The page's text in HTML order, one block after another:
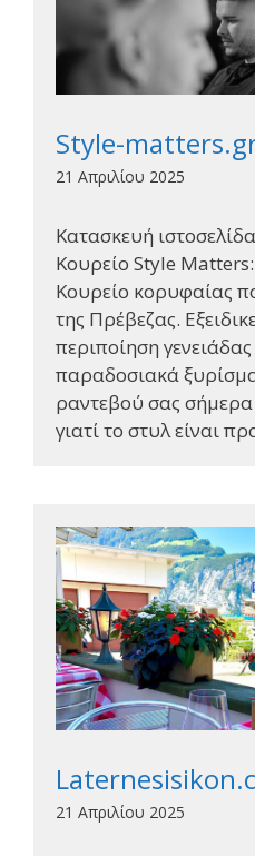
Style-
21 Απριλίου 2025
Κατασκευή
Κουρείο Style
Κουρείο κορυφαίας
της Πρέβεζας.
περιποίηση
παραδοσιακά
ραντεβού σας
γιατί το στυλ είναι
21 Απριλίου 2025